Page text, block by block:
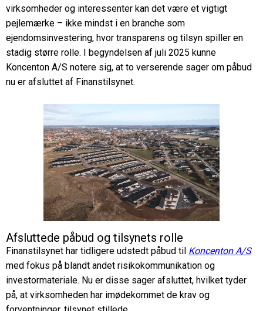
virksomheder og interessenter kan det være et vigtigt
pejlemærke – ikke mindst i en branche som
ejendomsinvestering, hvor transparens og tilsyn spiller en
stadig større rolle. I begyndelsen af juli 2025 kunne
Koncenton A/S notere sig, at to verserende sager om påbud
nu er afsluttet af Finanstilsynet.
Afsluttede påbud og tilsynets rolle
Finanstilsynet har tidligere udstedt påbud til Koncenton A/S
med fokus på blandt andet risikokommunikation og
investormateriale. Nu er disse sager afsluttet, hvilket tyder
på, at virksomheden har imødekommet de krav og